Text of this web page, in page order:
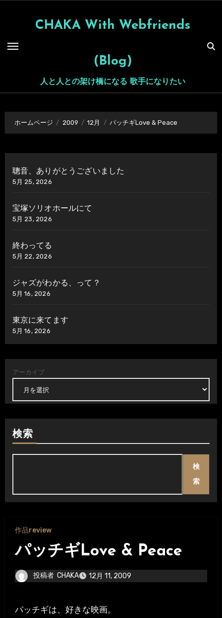
CHAKA With Webfriends
(Blog)
人と人との架け橋になる 歌手になりたい
ホームページ 2009 12月 パッチギLove & Peace
聰音、ありがとうございました
5月 25, 2026
宝塚ソリオホールにて
5月 23, 2026
終わってる
5月 22, 2026
ジャズがわかる、って？
5月 16, 2026
東京に来てます
5月 16, 2026
アーカイブ
検索
検
索
作品review
パッチギLove & Peace
投稿者 CHAKA 12月 11, 2009
パッチギは、好きな映画。